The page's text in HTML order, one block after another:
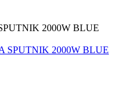
2000W BLUE